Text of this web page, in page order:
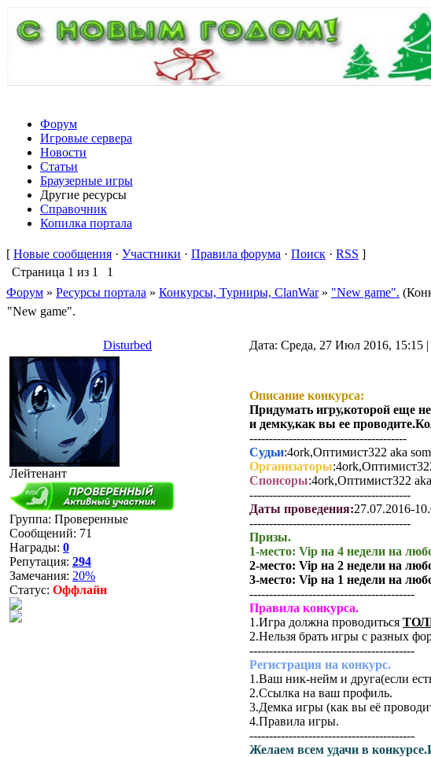
Форум
Игровые сервера
Новости
Статьи
Браузерные игры
Другие ресурсы
Справочник
Копилка портала
[ Новые сообщения · Участники · Правила форума · Поиск · RSS ]
Страница 1 из 1
1
Форум » Ресурсы портала » Конкурсы, Турниры, ClanWar » "New game".
"New game".
Disturbed Дата: Среда, 27 Июл 2016, 15:15
Лейтенант
Группа: Проверенные
Сообщений: 71
Награды: 0
Репутация: 294
Замечания: 20%
Статус: Оффлайн
Описание конкурса:
Придумать игру,которой еще
и демку,как вы ее
----------------------------------------
Судьи:4ork,Оптимист322 aka
Организаторы
Спонсоры:4ork,Оптимист322
-----------------------------------------
Даты проведения:27.07.2016-
-----------------------------------------
Призы.
1-место: Vip на 4 недели на
2-место: Vip на 2 недели на
3-место: Vip на 1 недели на
------------------------------------------
Правила конкурса.
1.Игра должна проводиться
2.Нельзя брать игры с разных
------------------------------------------
Регистрация на конкурс.
1.Ваш ник-нейм и друга(если
2.Ссылка на ваш профиль.
3.Демка игры (как вы её
4.Правила игры.
------------------------------------------
Желаем всем удачи в